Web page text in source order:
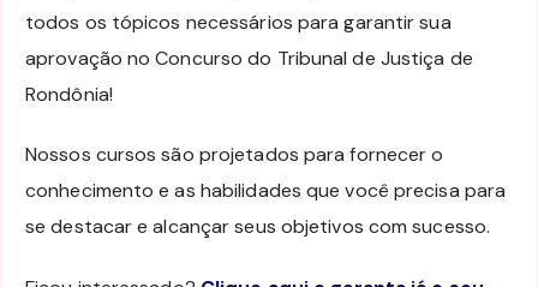
todos os tópicos necessários para garantir sua
aprovação no Concurso do Tribunal de Justiça de
Rondônia!
Nossos cursos são projetados para fornecer o
conhecimento e as habilidades que você precisa para
se destacar e alcançar seus objetivos com sucesso.